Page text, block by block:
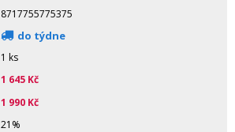
8717755775375
do týdne
1 ks
1 645 Kč
1 990 Kč
21%